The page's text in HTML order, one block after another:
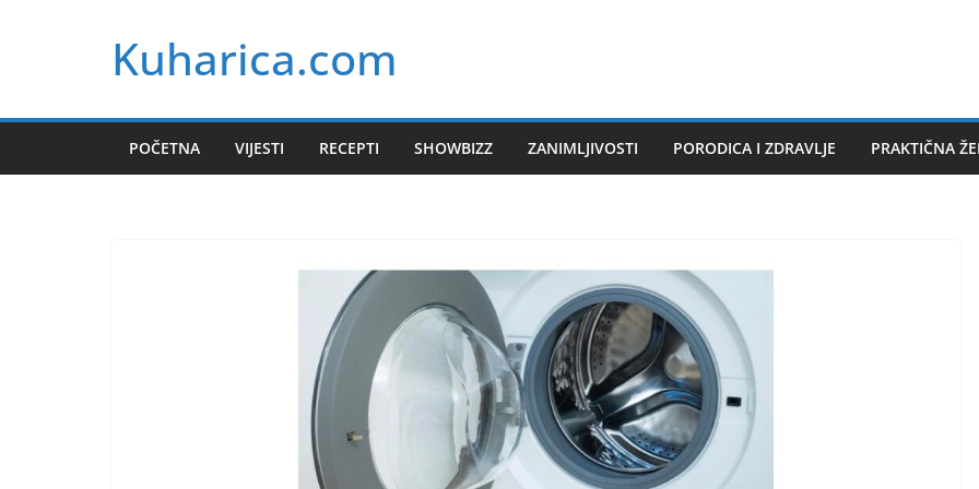
Kuharica.com
POČETNA VIJESTI RECEPTI SHOWBIZZ ZANIMLJIVOSTI PORODICA I ZDRAVLJE PRAKTIČNA